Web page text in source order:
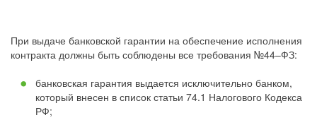
При выдаче банковской гарантии на обеспечение исполнения
контракта должны быть соблюдены все требования №44–ФЗ:
банковская гарантия выдается исключительно банком,
который внесен в список статьи 74.1 Налогового Кодекса
РФ;